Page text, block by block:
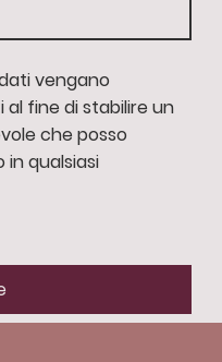
vengano
fine di stabilire un
che posso
in qualsiasi